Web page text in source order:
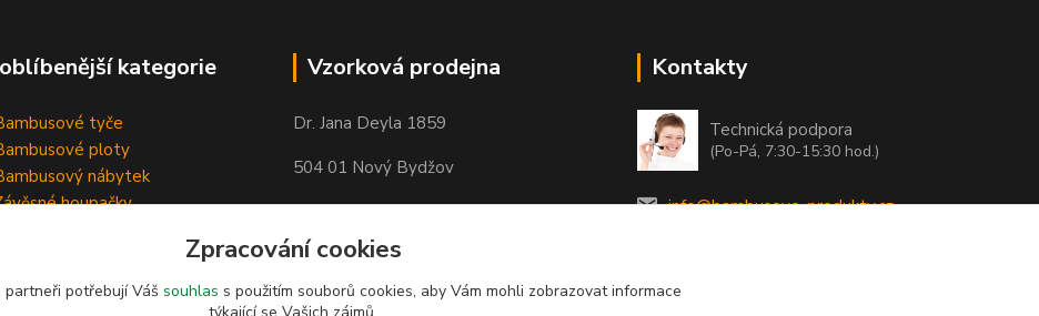
kategorie
tyče
ploty
nábytek
houpačky
Vzorková prodejna
Dr. Jana Deyla 1859
504 01 Nový Bydžov
Otevírací doba:
Po - Pá 8:00 - 17:00
So - 8:00 - 17:00
Kontakty
Technická podpora
(Po-Pá, 7:30-15:30 hod.)
info@bambusove-produkty.cz
Zpracování cookies
potřebují Váš souhlas s použitím souborů cookies, aby Vám mohli zobrazovat informace